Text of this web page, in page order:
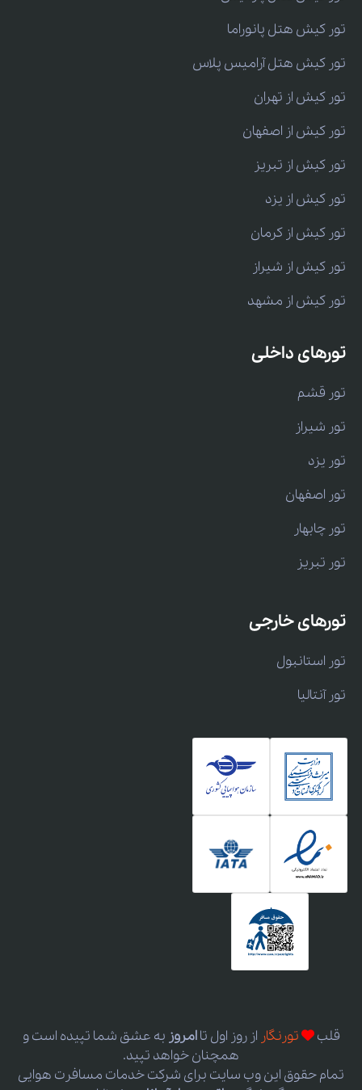
تور کیش هتل پانوراما
تور کیش هتل آرامیس پلاس
تور کیش از تهران
تور کیش از اصفهان
تور کیش از تبریز
تور کیش از یزد
تور کیش از کرمان
تور کیش از شیراز
تور کیش از مشهد
تورهای داخلی
تور قشم
تور شیراز
تور یزد
تور اصفهان
تور چابهار
تور تبریز
تورهای خارجی
تور استانبول
تور آنتالیا
قلب تورنگار از روز اول تاامروز به عشق شما تپیده است و
همچنان خواهد تپید.
تمام حقوق این وب سایت برای شرکت خدمات مسافرت هوایی